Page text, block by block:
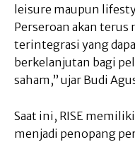
leisure maupun
Perseroan akan
terintegrasi yang
berkelanjutan bagi
saham,” ujar Budi
Saat ini, RISE
menjadi penopang